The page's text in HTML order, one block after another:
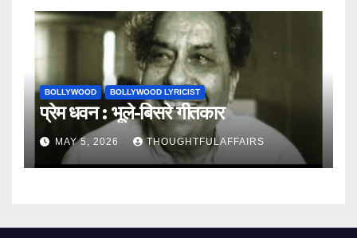
BOLLYWOOD BOLLYWOOD LYRICIST
प्रेम धवन : भूले-बिसरे गीतकार
MAY 5, 2026 THOUGHTFULAFFAIRS